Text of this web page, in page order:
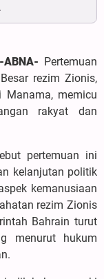
Pertemuan
rezim Zionis,
Manama, memicu
rakyat dan
pertemuan ini
kelanjutan politik
kemanusiaan
rezim Zionis
Bahrain turut
menurut hukum